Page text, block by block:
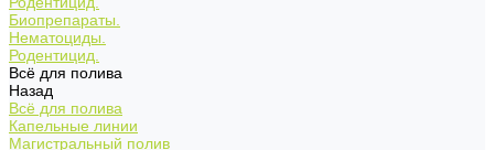
Биопрепараты.
Нематоциды.
Родентицид.
Всё для полива
Назад
Всё для полива
Капельные линии
Магистральный полив